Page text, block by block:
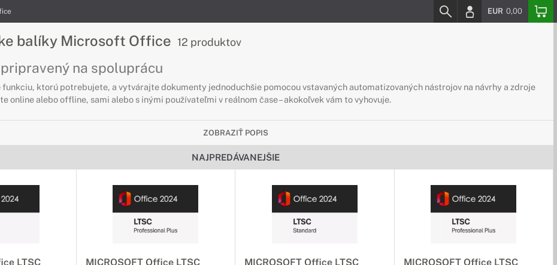
EUR 0,00
balíky Microsoft Office 12 produktov
na spoluprácu
ktorú potrebujete, a vytvárajte dokumenty jednoduchšie pomocou vstavaných automatizovaných nástrojov na návrhy a zdroje
online alebo offline, sami alebo s inými používateľmi v reálnom čase – akokoľvek vám to vyhovuje.
ZOBRAZIŤ POPIS
NAJPREDÁVANEJŠIE
LTSC
MICROSOFT Office LTSC
MICROSOFT Office LTSC
MICROSOFT Office LTSC